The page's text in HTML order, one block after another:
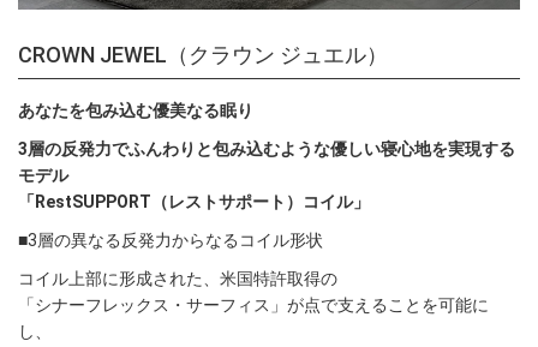
CROWN JEWEL（クラウン ジュエル）
あなたを包み込む優美なる眠り
3層の反発力でふんわりと包み込むような優しい寝心地を実現する
モデル
「RestSUPPORT（レストサポート）コイル」
■3層の異なる反発力からなるコイル形状
コイル上部に形成された、米国特許取得の
「シナーフレックス・サーフィス」が点で支えることを可能に
し、